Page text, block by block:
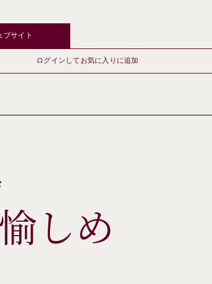
ブサイト
ログインしてお気に入りに追加
しめ